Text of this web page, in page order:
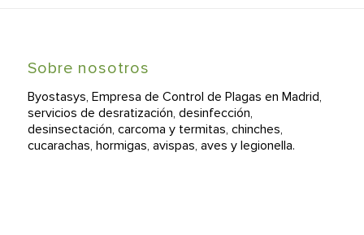
Sobre nosotros
Byostasys, Empresa de Control de Plagas en Madrid,
servicios de desratización, desinfección,
desinsectación, carcoma y termitas, chinches,
cucarachas, hormigas, avispas, aves y legionella.